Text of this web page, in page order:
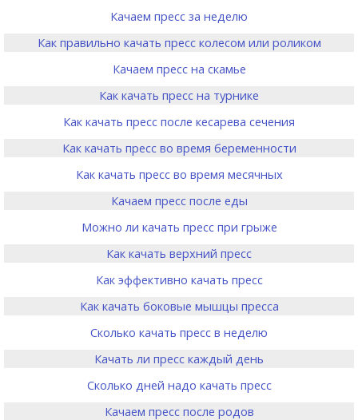
Качаем пресс за неделю
Как правильно качать пресс колесом или роликом
Качаем пресс на скамье
Как качать пресс на турнике
Как качать пресс после кесарева сечения
Как качать пресс во время беременности
Как качать пресс во время месячных
Качаем пресс после еды
Можно ли качать пресс при грыже
Как качать верхний пресс
Как эффективно качать пресс
Как качать боковые мышцы пресса
Сколько качать пресс в неделю
Качать ли пресс каждый день
Сколько дней надо качать пресс
Качаем пресс после родов